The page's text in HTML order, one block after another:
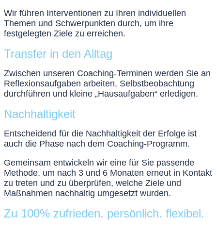
Wir führen Interventionen zu Ihren individuellen
Themen und Schwerpunkten durch, um ihre
festgelegten Ziele zu erreichen.
Transfer in den Alltag
Zwischen unseren Coaching-Terminen werden Sie an
Reflexionsaufgaben arbeiten, Selbstbeobachtung
durchführen und kleine „Hausaufgaben“ erledigen.
Nachhaltigkeit
Entscheidend für die Nachhaltigkeit der Erfolge ist
auch die Phase nach dem Coaching-Programm.
Gemeinsam entwickeln wir eine für Sie passende
Methode, um nach 3 und 6 Monaten erneut in Kontakt
zu treten und zu überprüfen, welche Ziele und
Maßnahmen nachhaltig umgesetzt wurden.
Zu 100% zufrieden. persönlich. flexibel.